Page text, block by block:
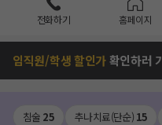
전화하기 홈페이지
임직원/학생 할인가확인하러
침술 25 추나치료(단순) 15